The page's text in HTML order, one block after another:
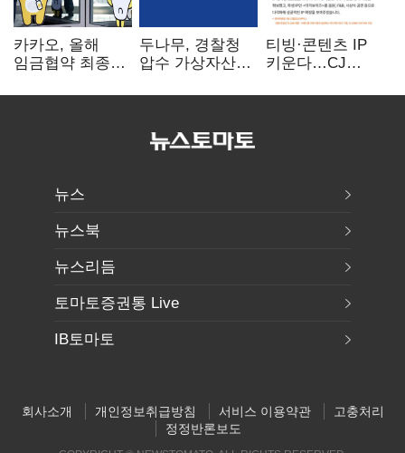
카카오, 올해
임금협약 최종
인상·격려금
두나무, 경찰청
압수 가상자산
커스터디 사업
티빙·콘텐츠 IP
키운다…CJ
글로벌 확장 가속
뉴스
뉴스북
뉴스리듬
토마토증권통 Live
IB토마토
회사소개 개인정보취급방침 서비스 이용약관
고충처리
정정반론보도